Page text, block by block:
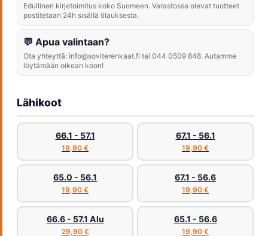
Edullinen kirjetoimitus koko Suomeen. Varastossa olevat tuotteet
postitetaan 24h sisällä tilauksesta.
💬 Apua valintaan?
Ota yhteyttä: info@soviterenkaat.fi tai 044 0509 848. Autamme
löytämään oikean koon!
Lähikoot
66.1 - 57.1
19,90 €
67.1 - 56.1
19,90 €
65.0 - 56.1
19,90 €
67.1 - 56.6
19,90 €
66.6 - 57.1 Alu
29,90 €
65.1 - 56.6
19,90 €